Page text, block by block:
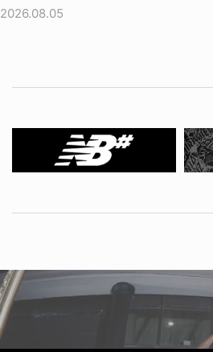
2026.08.05